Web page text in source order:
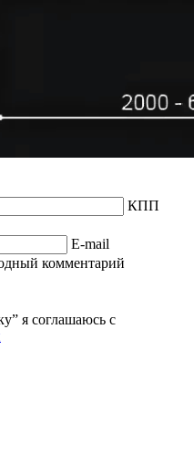
КПП
E-mail
комментарий
я соглашаюсь с